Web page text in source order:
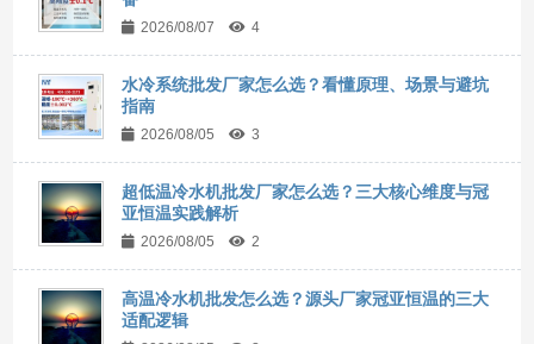
2026/08/07 4
水冷系统批发厂家怎么选？看懂原理、场景与避坑
指南
2026/08/05 3
超低温冷水机批发厂家怎么选？三大核心维度与冠
亚恒温实践解析
2026/08/05 2
高温冷水机批发怎么选？源头厂家冠亚恒温的三大
适配逻辑